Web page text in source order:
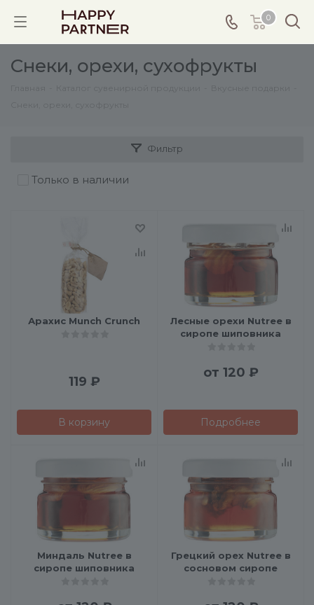
0
Снеки, орехи, сухофрукты
Фильтр
Только в наличии
Арахис Munch Crunch
119 ₽
В корзину
Лесные орехи Nutree в
сиропе шиповника
от 120 ₽
Подробнее
Миндаль Nutree в
сиропе шиповника
Грецкий орех Nutree в
сосновом сиропе